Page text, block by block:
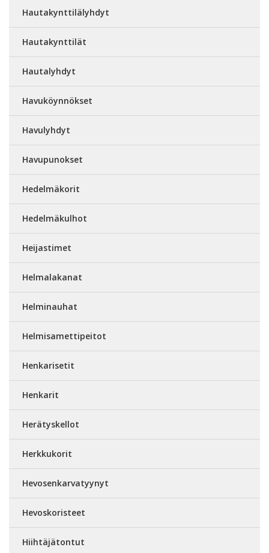
Hautakynttilälyhdyt
Hautakynttilät
Hautalyhdyt
Havuköynnökset
Havulyhdyt
Havupunokset
Hedelmäkorit
Hedelmäkulhot
Heijastimet
Helmalakanat
Helminauhat
Helmisamettipeitot
Henkarisetit
Henkarit
Herätyskellot
Herkkukorit
Hevosenkarvatyynyt
Hevoskoristeet
Hiihtäjätontut